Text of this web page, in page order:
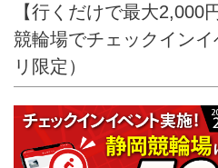
【行くだけで最大2,000
競輪場でチェックイン
リ限定）